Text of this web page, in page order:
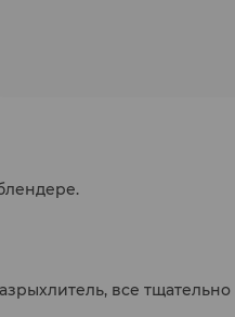
все тщательно